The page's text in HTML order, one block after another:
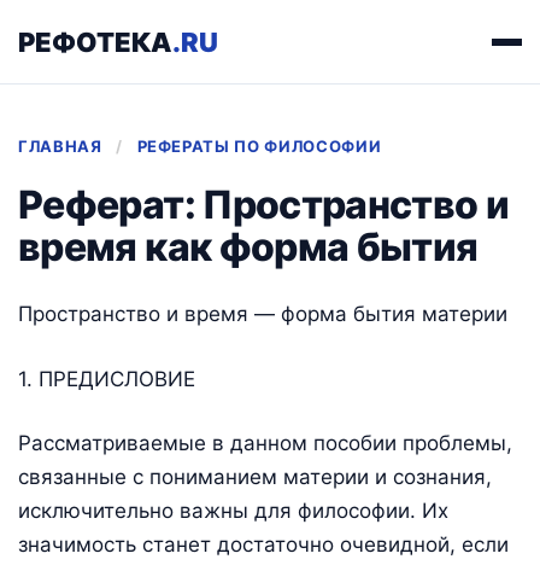
РЕФОТЕКА.RU
ГЛАВНАЯ / РЕФЕРАТЫ ПО ФИЛОСОФИИ
Реферат: Пространство и
время как форма бытия
Пространство и время — форма бытия материи
1. ПРЕДИСЛОВИЕ
Рассматриваемые в данном пособии проблемы,
связанные с пониманием материи и сознания,
исключительно важны для философии. Их
значимость станет достаточно очевидной, если